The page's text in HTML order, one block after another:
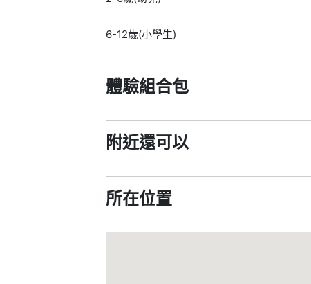
6-12歲(小學生)
體驗組合包
附近還可以
所在位置